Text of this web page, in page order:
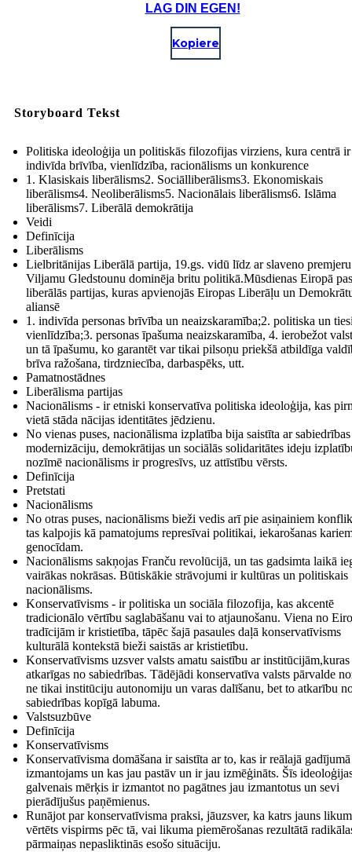
LAG DIN EGEN!
Kopiere
Storyboard Tekst
Politiska ideoloģija un politiskās filozofijas virziens, kura centrā ir
indivīda brīvība, vienlīdzība, racionālisms un konkurence
1. Klasiskais liberālisms2. Sociālliberālisms3. Ekonomiskais
liberālisms4. Neoliberālisms5. Nacionālais liberālisms6. Islāma
liberālisms7. Liberālā demokrātija
Veidi
Definīcija
Liberālisms
Lielbritānijas Liberālā partija, 19.gs. vidū līdz ar slaveno premjeru
Viljamu Gledstounu dominēja britu politikā.Mūsdienas Eiropā
liberālās partijas, kuras apvienojās Eiropas Liberāļu un
aliansē
1. indivīda personas brīvība un neaizskaramība;2. politiska un
vienlīdzība;3. personas īpašuma neaizskaramība, 4. ierobežot
un tā īpašumu, ko garantēt var tikai pilsoņu priekšā atbildīga
brīva ražošana, tirdzniecība, darbaspēks, utt.
Pamatnostādnes
Liberālisma partijas
Nacionālisms - ir etniski konservatīva politiska ideoloģija, kas
vietā stāda nācijas identitātes jēdzienu.
No vienas puses, nacionālisma izplatība bija saistīta ar sabiedrības
modernizāciju, demokrātijas un sociālās solidaritātes ideju
nozīmē nacionālisms ir progresīvs, uz attīstību vērsts.
Definīcija
Pretstati
Nacionālisms
No otras puses, nacionālisms bieži vedis arī pie asiņainiem
tas kalpojis kā pamatojums represīvai politikai, iekarošanas
genocīdam.
Nacionālisms sakņojas Franču revolūcijā, un tas gadsimta laikā
vairākas nokrāsas. Būtiskākie strāvojumi ir kultūras un politiskais
nacionālisms.
Konservatīvisms - ir politiska un sociāla filozofija, kas akcentē
tradicionālo vērtību saglabāšanu vai to atjaunošanu. Viena no
tradīcijām ir kristietība, tāpēc šajā pasaules daļā konservatīvisms
kulturālā kontekstā bieži saistās ar kristietību.
Konservatīvisms uzsver valsts amatu saistību ar
atkarīgas no sabiedrības. Tādējādi konservatīva valsts pārvalde
ne tikai institūciju autonomiju un varas dalīšanu, bet to atkarību
sabiedrības kopīgā labuma.
Valstsuzbūve
Definīcija
Konservatīvisms
Konservatīvisma domāšana ir saistīta ar to, kas ir reālajā gadījumā
izmantojams un kas jau pastāv un ir jau izmēģināts. Šīs
galvenais mērķis ir izmantot no pagātnes jau izmantotus un sevi
pierādījušus paņēmienus.
Runājot par konservatīvisma praksi, jāuzsver, ka katrs jauns
vērtēts vispirms pēc tā, vai likuma piemērošanas rezultātā
pārmaiņas nepasliktinās esošo situāciju.